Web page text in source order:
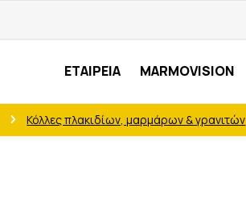
ΕΤΑΙΡΕΙΑ MARMOVISION
Κόλλες πλακιδίων, μαρμάρων & γρανιτών